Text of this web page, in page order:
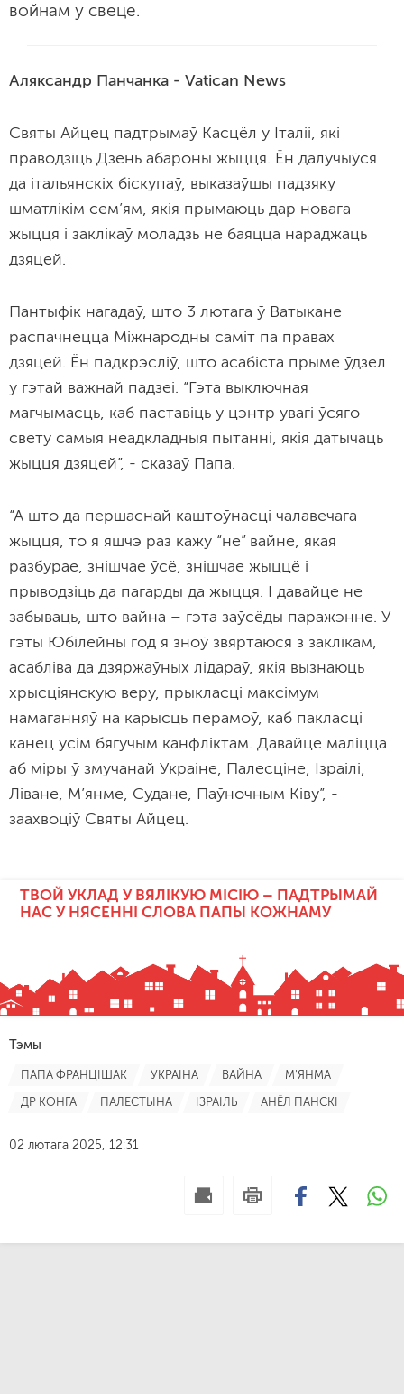
войнам у свеце.
Аляксандр Панчанка - Vatican News
Святы Айцец падтрымаў Касцёл у Італіі, які
праводзіць Дзень абароны жыцця. Ён далучыўся
да італьянскіх біскупаў, выказаўшы падзяку
шматлікім сем’ям, якія прымаюць дар новага
жыцця і заклікаў моладзь не баяцца нараджаць
дзяцей.
Пантыфік нагадаў, што 3 лютага ў Ватыкане
распачнецца Міжнародны саміт па правах
дзяцей. Ён падкрэсліў, што асабіста прыме ўдзел
у гэтай важнай падзеі. “Гэта выключная
магчымасць, каб паставіць у цэнтр увагі ўсяго
свету самыя неадкладныя пытанні, якія датычаць
жыцця дзяцей”, - сказаў Папа.
“А што да першаснай каштоўнасці чалавечага
жыцця, то я яшчэ раз кажу “не” вайне, якая
разбурае, знішчае ўсё, знішчае жыццё і
прыводзіць да пагарды да жыцця. І давайце не
забываць, што вайна – гэта заўсёды паражэнне. У
гэты Юбілейны год я зноў звяртаюся з заклікам,
асабліва да дзяржаўных лідараў, якія вызнаюць
хрысціянскую веру, прыкласці максімум
намаганняў на карысць перамоў, каб пакласці
канец усім бягучым канфліктам. Давайце маліцца
аб міры ў змучанай Украіне, Палесціне, Ізраілі,
Ліване, М’янме, Судане, Паўночным Ківу”, -
заахвоціў Святы Айцец.
ТВОЙ УКЛАД У ВЯЛІКУЮ МІСІЮ – ПАДТРЫМАЙ
НАС У НЯСЕННІ СЛОВА ПАПЫ КОЖНАМУ
Тэмы
ПАПА ФРАНЦІШАК УКРАІНА ВАЙНА М'ЯНМА
ДР КОНГА ПАЛЕСТЫНА ІЗРАІЛЬ АНЁЛ ПАНСКІ
02 лютага 2025, 12:31